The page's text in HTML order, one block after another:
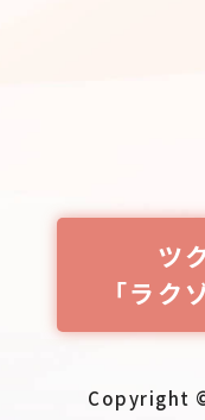
ツ
「ラク
Copyright